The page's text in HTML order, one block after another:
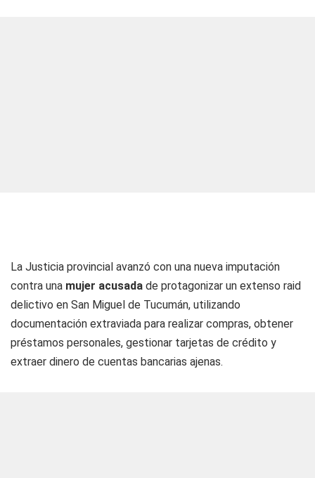
La Justicia provincial avanzó con una nueva imputación
contra una mujer acusada de protagonizar un extenso raid
delictivo en San Miguel de Tucumán, utilizando
documentación extraviada para realizar compras, obtener
préstamos personales, gestionar tarjetas de crédito y
extraer dinero de cuentas bancarias ajenas.